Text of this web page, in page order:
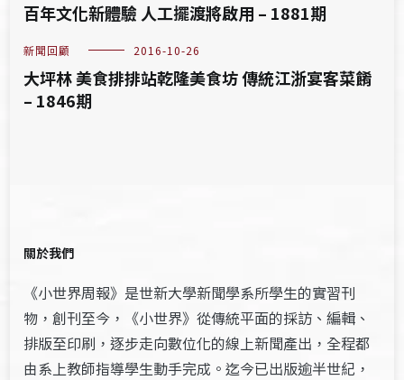
百年文化新體驗 人工擺渡將啟用 – 1881期
新聞回顧 2016-10-26
大坪林 美食排排站乾隆美食坊 傳統江浙宴客菜餚
– 1846期
關於我們
《小世界周報》是世新大學新聞學系所學生的實習刊
物，創刊至今，《小世界》從傳統平面的採訪、編輯、
排版至印刷，逐步走向數位化的線上新聞產出，全程都
由系上教師指導學生動手完成。迄今已出版逾半世紀，